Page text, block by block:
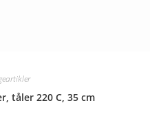
tåler 220 C, 35 cm